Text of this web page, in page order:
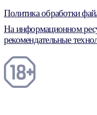
Политика обработки
На информационном
рекомендательные